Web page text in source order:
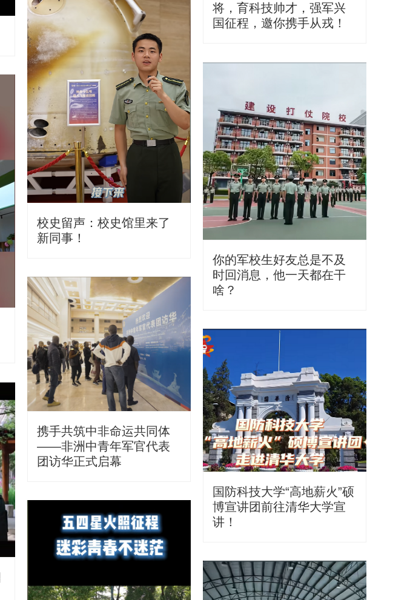
将，育科技帅才，强军兴
国征程，邀你携手从戎！
校史留声：校史馆里来了
新同事！
你的军校生好友总是不及
时回消息，他一天都在干
啥？
携手共筑中非命运共同体
——非洲中青年军官代表
团访华正式启幕
国防科技大学“高地薪火”硕
博宣讲团前往清华大学宣
讲！